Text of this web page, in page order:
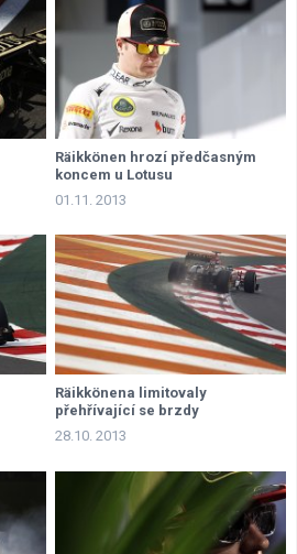
Räikkönen hrozí předčasným
koncem u Lotusu
01.11. 2013
Räikkönena limitovaly
přehřívající se brzdy
28.10. 2013